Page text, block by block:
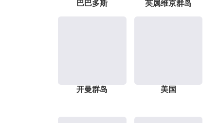
巴巴多斯 英属维京群岛
开曼群岛 美国